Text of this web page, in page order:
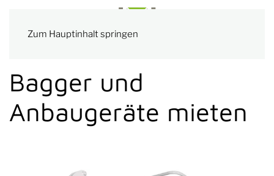
Zum Hauptinhalt springen
Bagger und
Anbaugeräte mieten